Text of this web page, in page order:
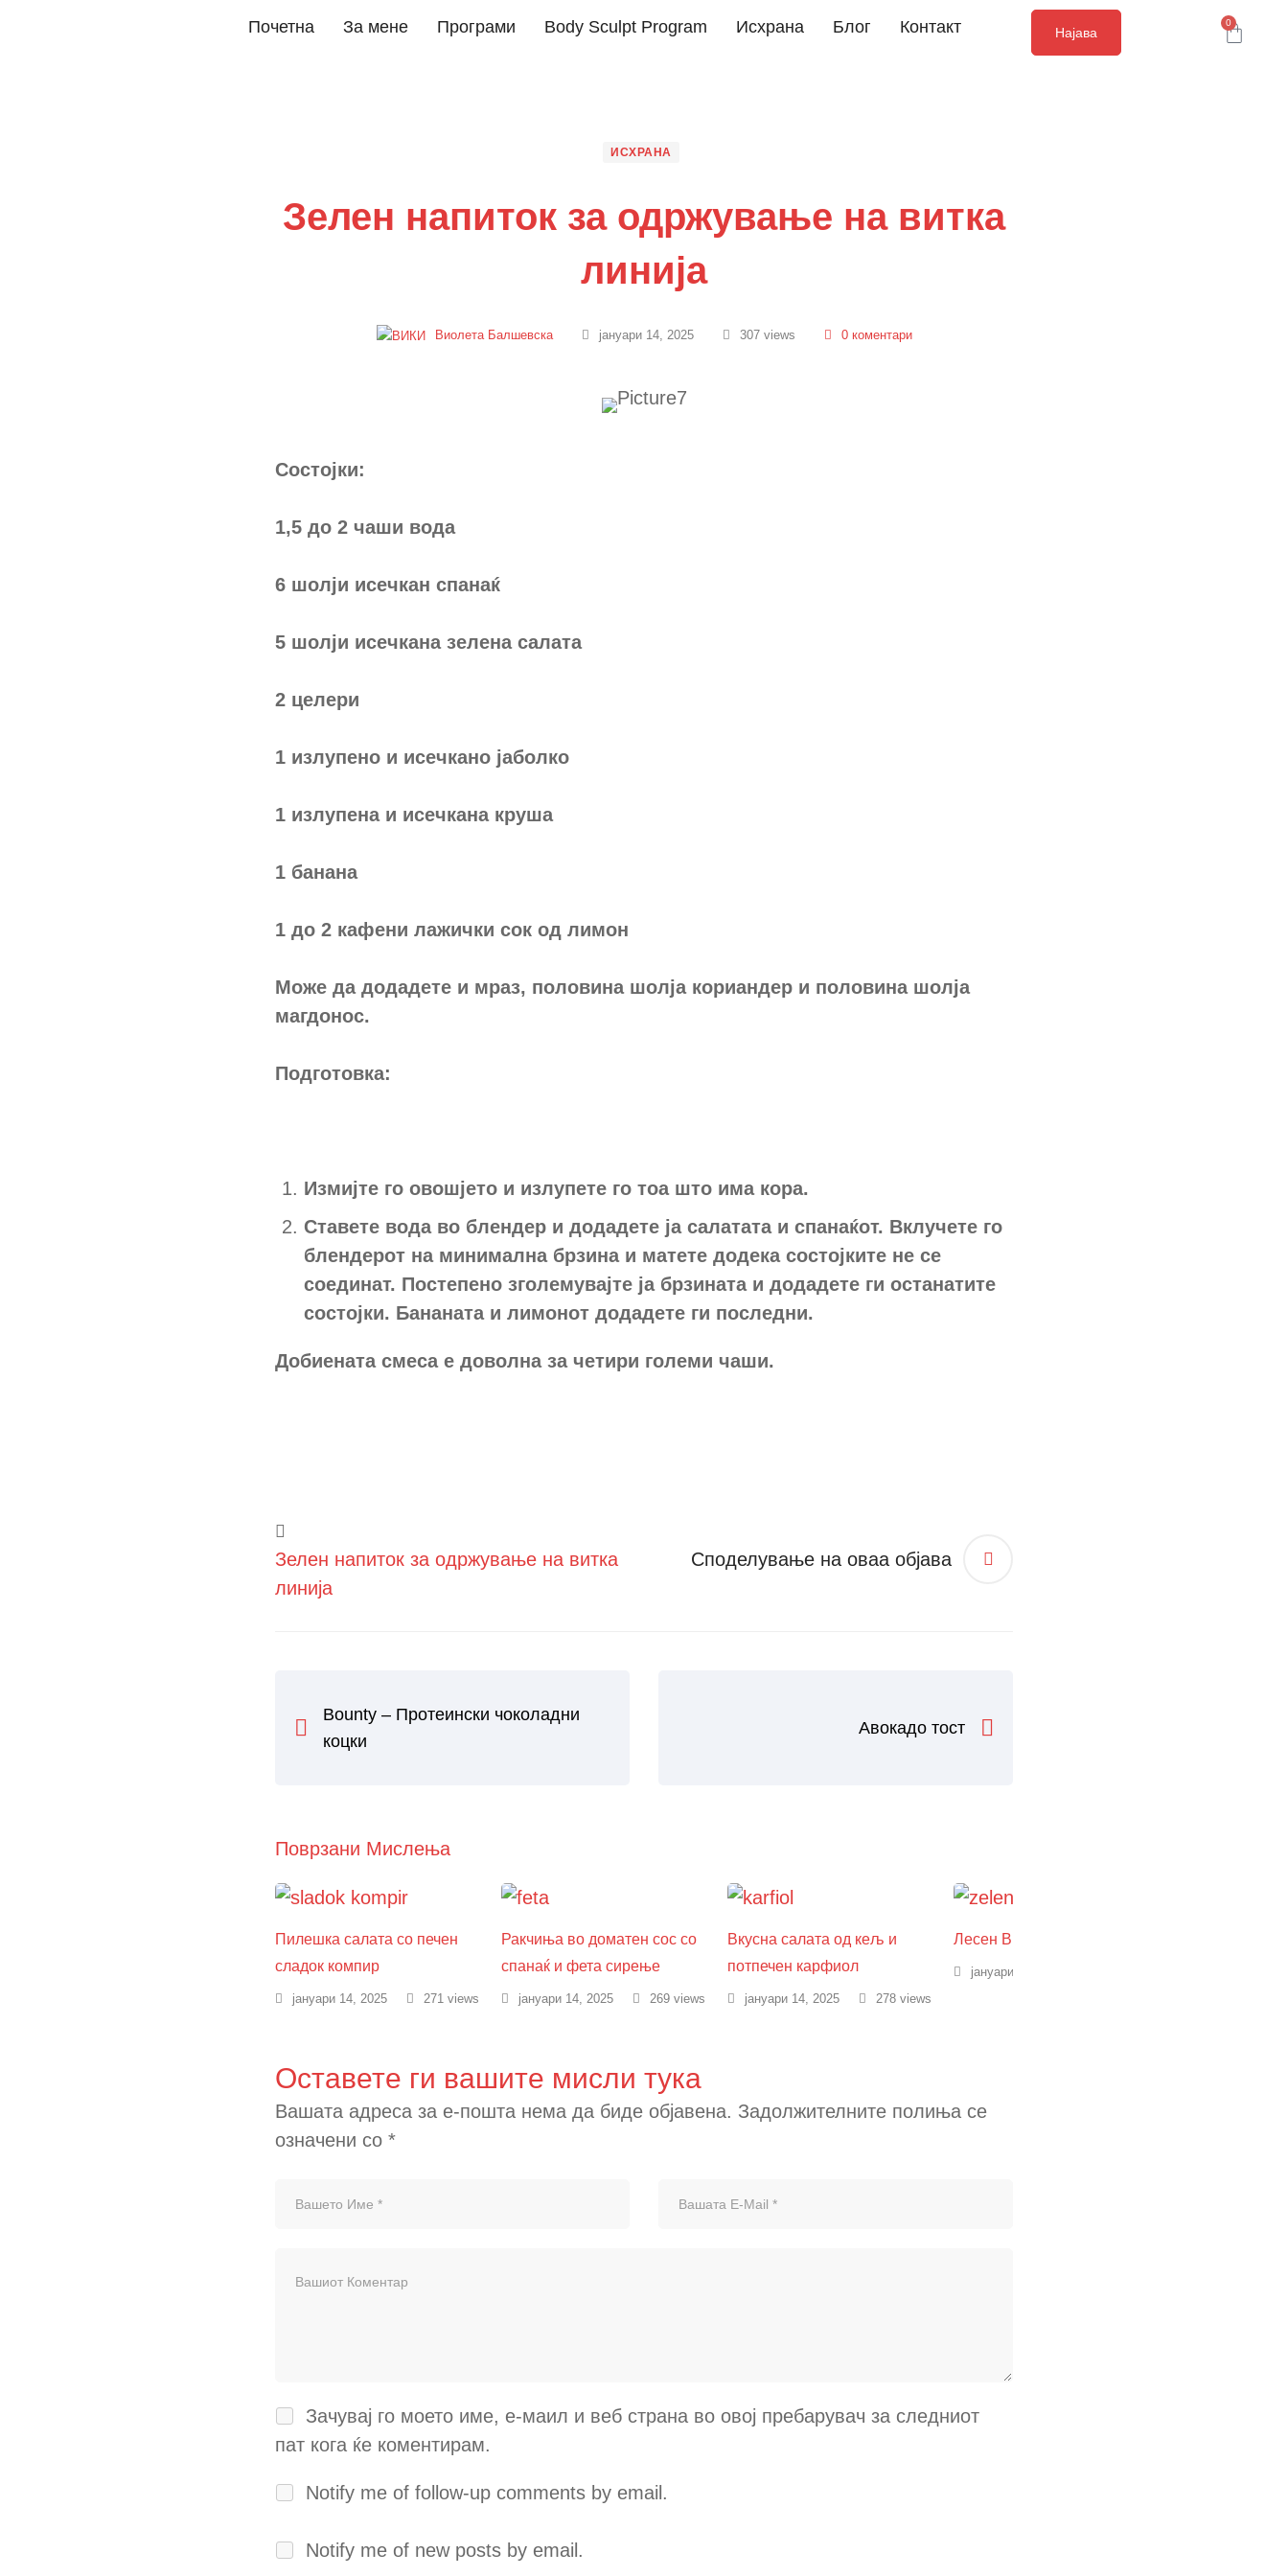
Почетна За мене Програми Body Sculpt Program Исхрана Блог Контакт Најава
0
ИСХРАНА
Зелен напиток за одржување на витка
линија
Виолета Балшевска јануари 14, 2025 307 views 0 коментари
Состојки:
1,5 до 2 чаши вода
6 шолји исечкан спанаќ
5 шолји исечкана зелена салата
2 целери
1 излупено и исечкано јаболко
1 излупена и исечкана круша
1 банана
1 до 2 кафени лажички сок од лимон
Може да додадете и мраз, половина шолја кориандер и половина шолја
магдонос.
Подготовка:
Измијте го овошјето и излупете го тоа што има кора.
Ставете вода во блендер и додадете ја салатата и спанаќот. Вклучете го
блендерот на минимална брзина и матете додека состојките не се
соединат. Постепено зголемувајте ја брзината и додадете ги останатите
состојки. Бананата и лимонот додадете ги последни.
Добиената смеса е доволна за четири големи чаши.
Зелен напиток за одржување на витка
линија
Споделување на оваа објава
Bounty – Протеински чоколадни
коцки
Авокадо тост
Поврзани Мислења
Пилешка салата со печен
сладок компир
јануари 14, 2025 271 views
Ракчиња во доматен сос со
спанаќ и фета сирење
јануари 14, 2025 269 views
Вкусна салата од кељ и
потпечен карфиол
јануари 14, 2025 278 views
Лесен Врап со зелена салата
јануари 14, 2025
Оставете ги вашите мисли тука
Вашата адреса за е-пошта нема да биде објавена. Задолжителните полиња се
означени со *
Зачувај го моето име, е-маил и веб страна во овој пребарувач за следниот
пат кога ќе коментирам.
Notify me of follow-up comments by email.
Notify me of new posts by email.